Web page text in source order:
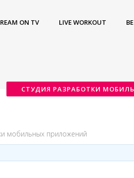
ON TV LIVE WORKOUT
СТУДИЯ РАЗРАБОТКИ
мобильных приложений